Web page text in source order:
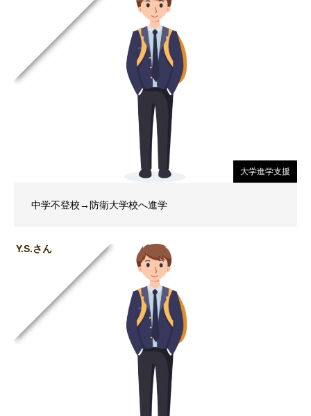
大学進学支援
中学不登校→防衛大学校へ進学
Y.S.さん